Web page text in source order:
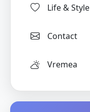
Life & Style
Contact
Vremea